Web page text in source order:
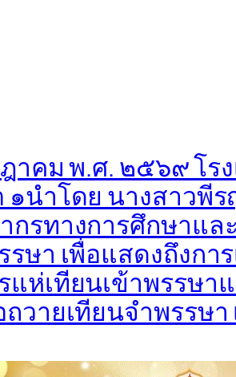
าคม พ.ศ. ๒๕๖๙ โร
๑นำโดย นางสาวพี
รทางการศึกษาแล
รษา เพื่อแสดงถึง
แห่เทียนเข้าพรรษ
ถวายเทียนจำพรรษ